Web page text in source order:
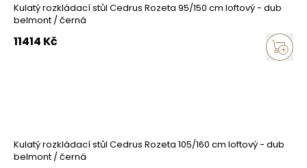
Kulatý rozkládací stůl Cedrus Rozeta 95/150 cm loftový - dub
belmont / černá
11414 Kč
Kulatý rozkládací stůl Cedrus Rozeta 105/160 cm loftový - dub
belmont / černá